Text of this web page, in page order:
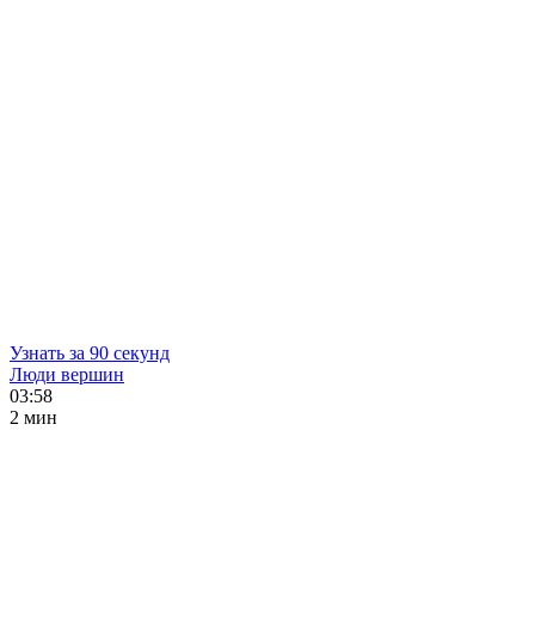
Узнать за 90 секунд
Люди вершин
03:58
2 мин